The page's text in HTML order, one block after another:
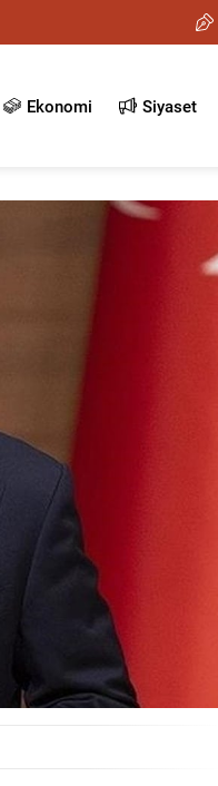
Ekonomi Siyaset